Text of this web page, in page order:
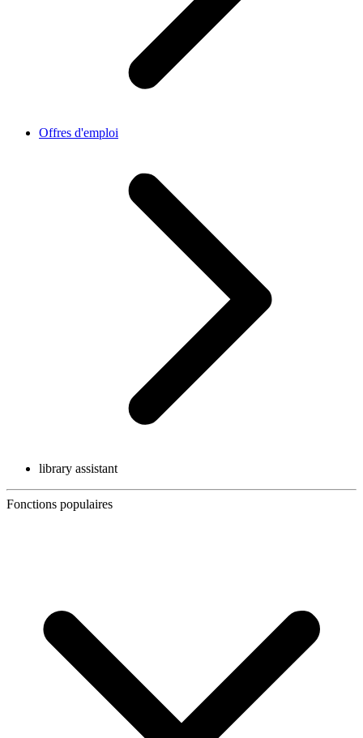
Offres d'emploi
library assistant
Fonctions populaires